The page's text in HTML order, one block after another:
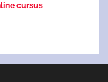
cursus